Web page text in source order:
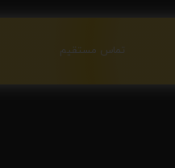
تماس مستقیم